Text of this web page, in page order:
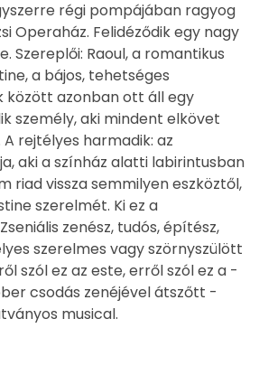
régi pompájában ragyog
Operaház. Felidéződik egy nagy
Szereplői: Raoul, a romantikus
a bájos, tehetséges
között azonban ott áll egy
személy, aki mindent elkövet
rejtélyes harmadik: az
aki a színház alatti labirintusban
riad vissza semmilyen eszköztől,
szerelmét. Ki ez a
zenész, tudós, építész,
szerelmes vagy szörnyszülött
szól ez az este, erről szól ez a -
csodás zenéjével átszőtt -
musical.